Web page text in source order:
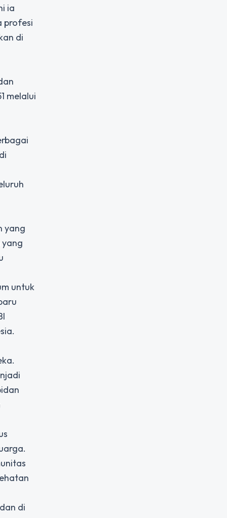
ia
profesi
di
melalui
yang
untuk
di